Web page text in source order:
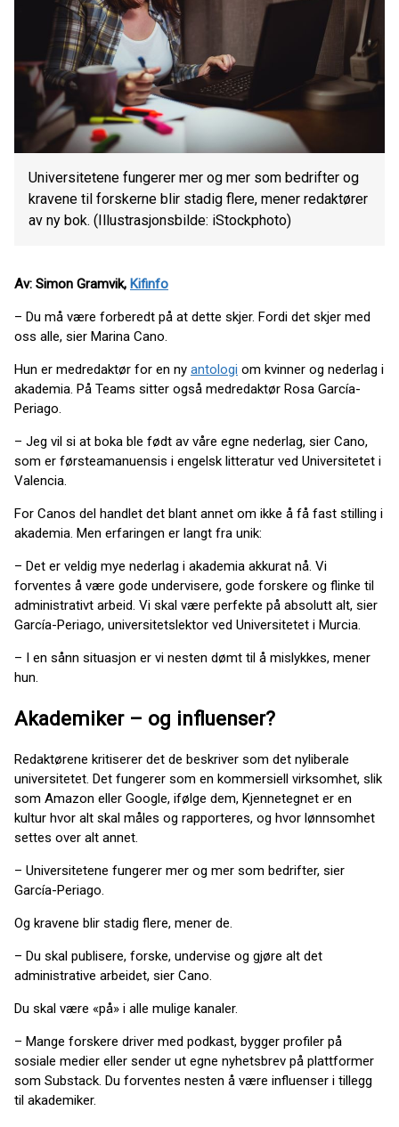
Universitetene fungerer mer og mer som bedrifter og
kravene til forskerne blir stadig flere, mener redaktører
av ny bok. (Illustrasjonsbilde: iStockphoto)
Av: Simon Gramvik, Kifinfo
– Du må være forberedt på at dette skjer. Fordi det skjer med
oss alle, sier Marina Cano.
Hun er medredaktør for en ny antologi om kvinner og nederlag i
akademia. På Teams sitter også medredaktør Rosa García-
Periago.
– Jeg vil si at boka ble født av våre egne nederlag, sier Cano,
som er førsteamanuensis i engelsk litteratur ved Universitetet i
Valencia.
For Canos del handlet det blant annet om ikke å få fast stilling i
akademia. Men erfaringen er langt fra unik:
– Det er veldig mye nederlag i akademia akkurat nå. Vi
forventes å være gode undervisere, gode forskere og flinke til
administrativt arbeid. Vi skal være perfekte på absolutt alt, sier
García-Periago, universitetslektor ved Universitetet i Murcia.
– I en sånn situasjon er vi nesten dømt til å mislykkes, mener
hun.
Akademiker – og influenser?
Redaktørene kritiserer det de beskriver som det nyliberale
universitetet. Det fungerer som en kommersiell virksomhet, slik
som Amazon eller Google, ifølge dem, Kjennetegnet er en
kultur hvor alt skal måles og rapporteres, og hvor lønnsomhet
settes over alt annet.
– Universitetene fungerer mer og mer som bedrifter, sier
García-Periago.
Og kravene blir stadig flere, mener de.
– Du skal publisere, forske, undervise og gjøre alt det
administrative arbeidet, sier Cano.
Du skal være «på» i alle mulige kanaler.
– Mange forskere driver med podkast, bygger profiler på
sosiale medier eller sender ut egne nyhetsbrev på plattformer
som Substack. Du forventes nesten å være influenser i tillegg
til akademiker.